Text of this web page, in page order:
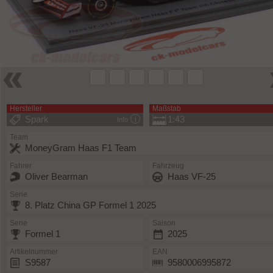
Hersteller
Info
Spark
Maßstab
1:43
Team
MoneyGram Haas F1 Team
Fahrer
Oliver Bearman
Fahrzeug
Haas VF-25
Serie
8. Platz China GP Formel 1 2025
Serie
Formel 1
Saison
2025
Artikelnummer
S9587
EAN
9580006995872